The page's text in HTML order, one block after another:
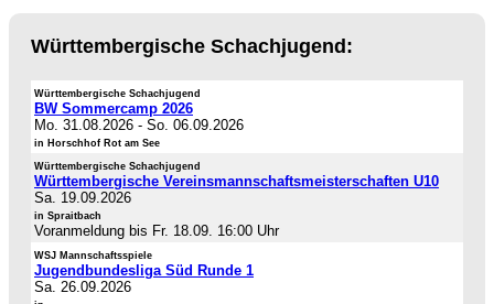
Württembergische Schachjugend:
Württembergische Schachjugend
BW Sommercamp 2026
Mo. 31.08.2026 - So. 06.09.2026
in Horschhof Rot am See
Württembergische Schachjugend
Württembergische Vereinsmannschaftsmeisterschaften U10
Sa. 19.09.2026
in Spraitbach
Voranmeldung bis Fr. 18.09. 16:00 Uhr
WSJ Mannschaftsspiele
Jugendbundesliga Süd Runde 1
Sa. 26.09.2026